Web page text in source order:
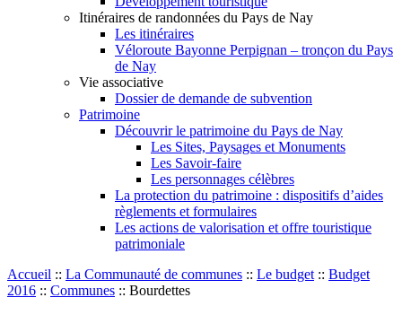
Itinéraires de randonnées du Pays de Nay
Les itinéraires
Véloroute Bayonne Perpignan – tronçon du Pays
de Nay
Vie associative
Dossier de demande de subvention
Patrimoine
Découvrir le patrimoine du Pays de Nay
Les Sites, Paysages et Monuments
Les Savoir-faire
Les personnages célèbres
La protection du patrimoine : dispositifs d’aides
règlements et formulaires
Les actions de valorisation et offre touristique
patrimoniale
Accueil :: La Communauté de communes :: Le budget :: Budget
2016 :: Communes :: Bourdettes